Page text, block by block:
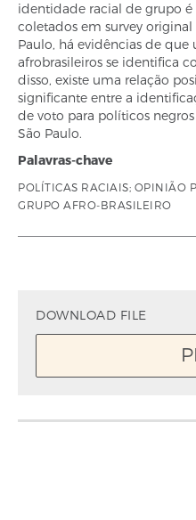
identidade racial de grupo
coletados em survey
Paulo, há evidências de
afrobrasileiros se identifica
disso, existe uma relação
significante entre a
de voto para políticos
São Paulo.
Palavras-chave
POLÍTICAS RACIAIS; OPINIÃO
GRUPO AFRO-BRASILEIRO
DOWNLOAD FILE